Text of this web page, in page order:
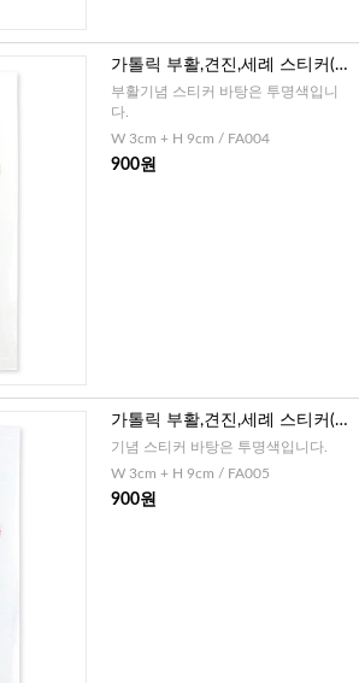
가톨릭 부활,견진,세례 스티커(장
미십자가)-8매
부활기념 스티커 바탕은 투명색입니
다.
W 3cm + H 9cm / FA004
900원
가톨릭 부활,견진,세례 스티커(빨
간십자가)-8매
기념 스티커 바탕은 투명색입니다.
W 3cm + H 9cm / FA005
900원